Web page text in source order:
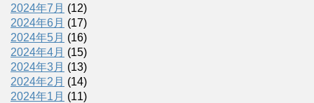
2024年7月 (12)
2024年6月 (17)
2024年5月 (16)
2024年4月 (15)
2024年3月 (13)
2024年2月 (14)
2024年1月 (11)